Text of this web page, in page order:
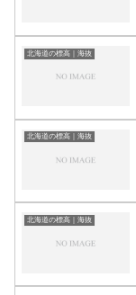
北海道の標高｜海抜
北海道の標高｜海抜
北海道の標高｜海抜